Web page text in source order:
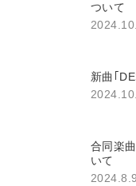
ついて
新曲｢
合同楽
いて
2024.8.9